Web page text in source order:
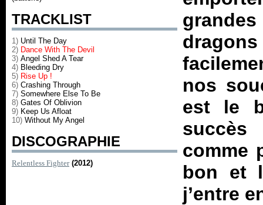
TRACKLIST
1) Until The Day
2) Dance With The Devil
3) Angel Shed A Tear
4) Bleeding Dry
5) Rise Up !
6) Crashing Through
7) Somewhere Else To Be
8) Gates Of Oblivion
9) Keep Us Afloat
10) Without My Angel
DISCOGRAPHIE
Relentless Fighter (2012)
nos
est le
comme
bon et
j’entre